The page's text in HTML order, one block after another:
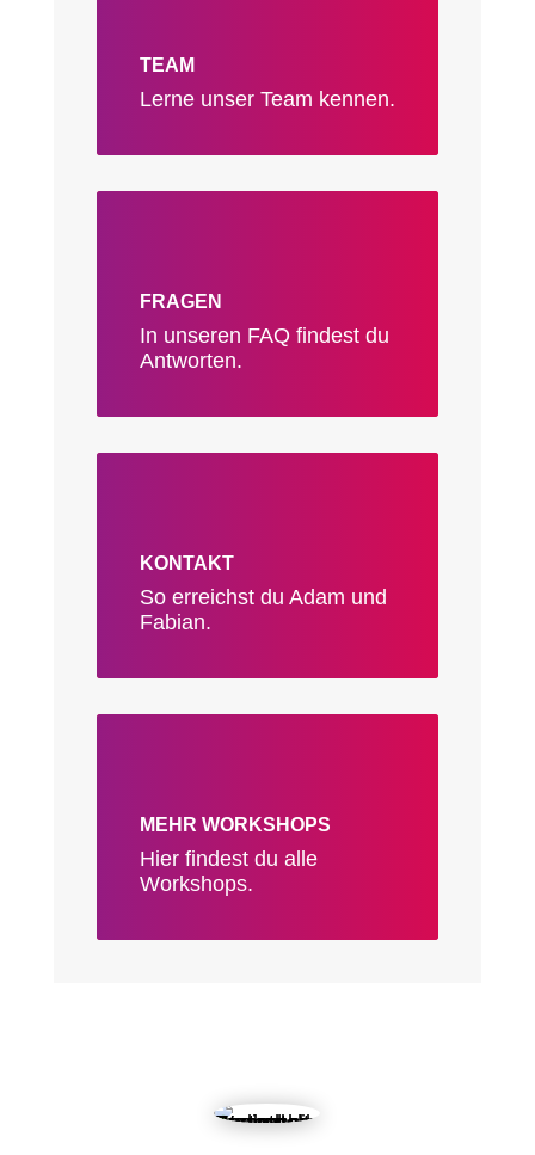
TEAM
Lerne unser Team kennen.
FRAGEN
In unseren FAQ findest du
Antworten.
KONTAKT
So erreichst du Adam und
Fabian.
MEHR WORKSHOPS
Hier findest du alle
Workshops.